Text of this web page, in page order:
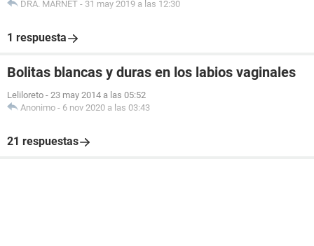
DRA. MARNET - 31 may 2019 a las 12:30
1 respuesta
Bolitas blancas y duras en los labios vaginales
Leliloreto - 23 may 2014 a las 05:52
Anonimo - 6 nov 2020 a las 03:43
21 respuestas